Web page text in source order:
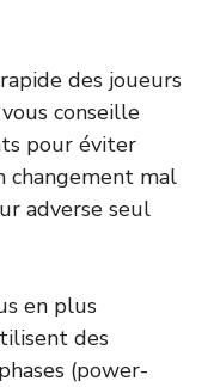
des joueurs
conseille
pour éviter
changement mal
adverse seul
en plus
des
(power-